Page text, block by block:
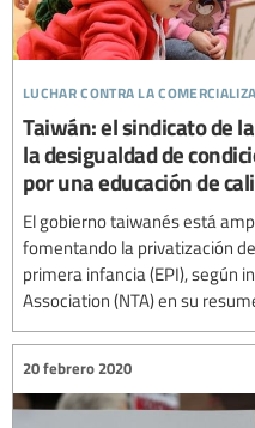
luchar contra la
Taiwán: el sindicato de
la desigualdad de
por una educación de
El gobierno taiwanés está
fomentando la privatización
primera infancia (EPI), según
Association (NTA) en su
20 febrero 2020